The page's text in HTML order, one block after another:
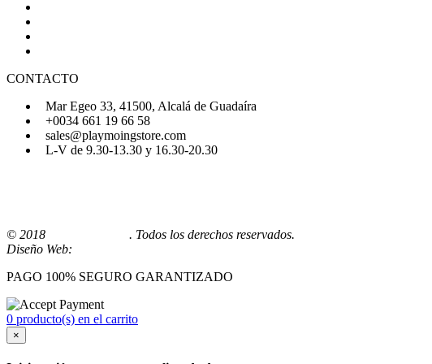
CONTACTO
Mar Egeo 33, 41500, Alcalá de Guadaíra
+0034 661 19 66 58
sales@playmoingstore.com
L-V de 9.30-13.30 y 16.30-20.30
© 2018
. Todos los derechos reservados.
Diseño Web:
PAGO 100% SEGURO GARANTIZADO
0 producto(s) en el carrito
×